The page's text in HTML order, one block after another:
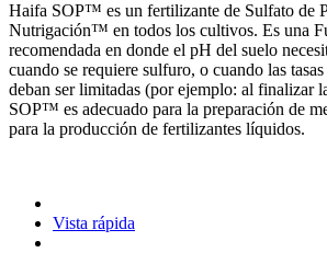
Haifa SOP™ es un fertilizante de Sulfato de
Nutrigación™ en todos los cultivos. Es una
recomendada en donde el pH del suelo
cuando se requiere sulfuro, o cuando las
deban ser limitadas (por ejemplo: al finalizar
SOP™ es adecuado para la preparación de
para la producción de fertilizantes líquidos.
Vista rápida